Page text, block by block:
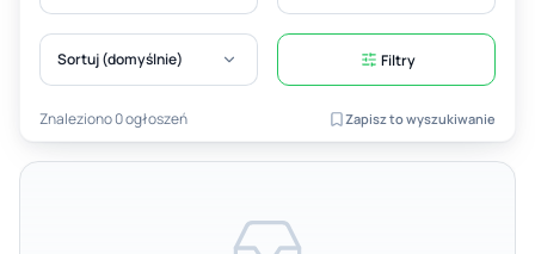
Sortuj (domyślnie) Filtry
Znaleziono 0 ogłoszeń Zapisz to wyszukiwanie